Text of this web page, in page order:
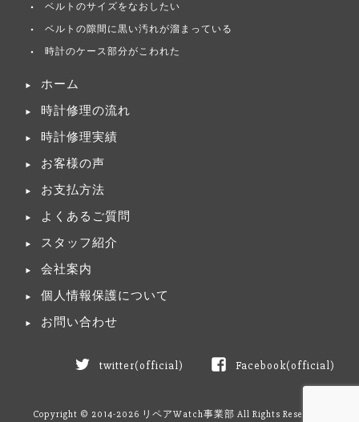
ベルトのサイズをなおしたい
ベルトの隙間に黒い汚れが溜まっている
時計のケース部分がこわれた
ホーム
時計修理の流れ
時計修理実績
お客様の声
お支払方法
よくあるご質問
スタッフ紹介
会社案内
個人情報保護について
お問い合わせ
twitter(official) Facebook(official)
Copyright © 2014-2026 リペアWatch事業部 All Rights Reserved.